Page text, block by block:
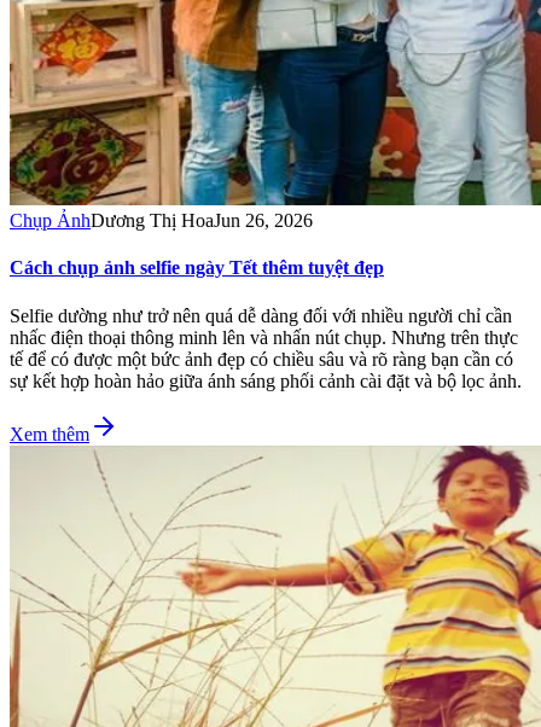
Chụp ẢnhDương Thị HoaJun 26, 2026
Cách chụp ảnh selfie ngày Tết thêm tuyệt đẹp
Selfie dường như trở nên quá dễ dàng đối với nhiều người chỉ cần
nhấc điện thoại thông minh lên và nhấn nút chụp. Nhưng trên thực
tế để có được một bức ảnh đẹp có chiều sâu và rõ ràng bạn cần có
sự kết hợp hoàn hảo giữa ánh sáng phối cảnh cài đặt và bộ lọc ảnh.
Xem thêm